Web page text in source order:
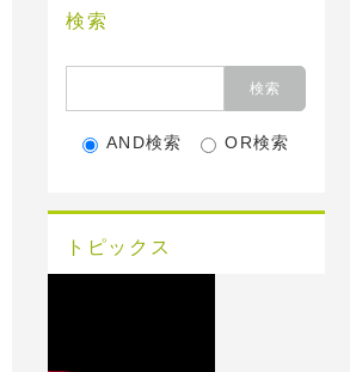
検索
AND検索 OR検索
トピックス